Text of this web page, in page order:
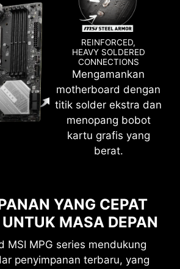
REINFORCED,
HEAVY SOLDERED
CONNECTIONS
Mengamankan
motherboard dengan
titik solder ekstra dan
menopang bobot
kartu grafis yang
berat.
YANG CEPAT
MASA DEPAN
MSI MPG series mendukung
penyimpanan terbaru, yang
MUDAH
XMP PROFILE
MANAGEMENT
DEVICE)
langsung dan manajemen SSD
PCIe tanpa adaptor hardware
tambahan.
M-FLASH
BIOS secara mudah dalam
dari CMOS Setup Utility
termasuk suhu, kapasitas
speed, dan voltase.
MEMORY TRY IT